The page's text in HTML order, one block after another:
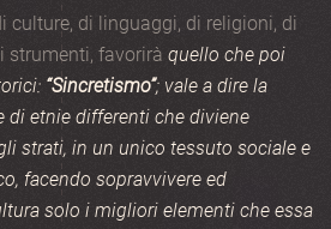
culture, di linguaggi, di religioni, di
strumenti, favorirà quello che poi
“Sincretismo”; vale a dire la
di etnie differenti che diviene
strati, in un unico tessuto sociale e
facendo sopravvivere ed
solo i migliori elementi che essa